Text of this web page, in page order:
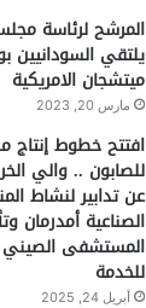
المرشح لرئاسة
يلتقي السودانيين
ميتشجان الامريكية
مارس 20, 2023
افتتح خطوط إنتاج
للصابون .. والي
عن تدابير لنشاط
الصناعية أمدرمان
المستشفى الصيني
للخدمة
أبريل 24, 2025